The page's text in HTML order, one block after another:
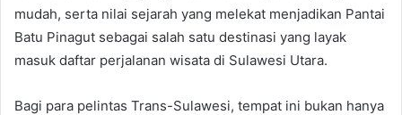
mudah, serta nilai sejarah yang melekat menjadikan Pantai
Batu Pinagut sebagai salah satu destinasi yang layak
masuk daftar perjalanan wisata di Sulawesi Utara.
Bagi para pelintas Trans-Sulawesi, tempat ini bukan hanya